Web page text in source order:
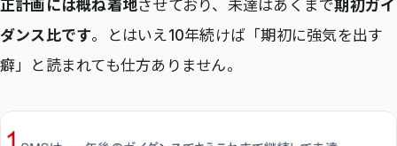
正計画には概ね着地させており、未達はあくまで期初ガイ
ダンス比です。とはいえ10年続けば「期初に強気を出す
癖」と読まれても仕方ありません。